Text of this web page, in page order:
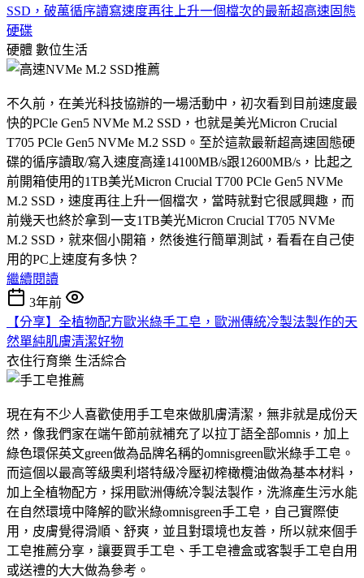
SSD，破萬循序讀寫速度再往上升一個檔次的最新超高速固態
硬碟
硬體 數位生活
不久前，在美光科技協辦的一場活動中，初次看到目前速度最
快的PCle Gen5 NVMe M.2 SSD，也就是美光Micron Crucial
T705 PCle Gen5 NVMe M.2 SSD。至於這款最新超高速固態硬
碟的循序讀取/寫入速度高達14100MB/s跟12600MB/s，比起之
前開箱使用的1TB美光Micron Crucial T700 PCle Gen5 NVMe
M.2 SSD，速度再往上升一個檔次，當時就對它很感興趣，而
前幾天也終於拿到一支1TB美光Micron Crucial T705 NVMe
M.2 SSD，就來個小開箱，然後進行簡單測試，看看在自己使
用的PC上速度有多快？
繼續閱讀
3年前
【分享】全植物配方歐米綠手工皂，歐洲傳統冷製法製作的天
然單純肌膚清潔好物
衣住行育樂 生活綜合
現在有不少人喜歡使用手工皂來做肌膚清潔，無非就是成份天
然，像我們家在端午節前就補充了以拉丁語全部omnis，加上
綠色環保英文green做為品牌名稱的omnisgreen歐米綠手工皂。
而這個以最高等級奧利塔特級冷壓初榨橄欖油做為基本材料，
加上全植物配方，採用歐洲傳統冷製法製作，洗滌產生污水能
在自然環境中降解的歐米綠omnisgreen手工皂，自己實際使
用，皮膚覺得滑順、舒爽，並且對環境也友善，所以就來個手
工皂推薦分享，讓要買手工皂、手工皂禮盒或客製手工皂自用
或送禮的大大做為參考。